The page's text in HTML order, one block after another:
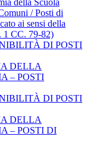
della Scuola
/ Posti di
ai sensi della
1 CC. 79-82)
DI POSTI
DELLA
– POSTI
DI POSTI
DELLA
– POSTI DI